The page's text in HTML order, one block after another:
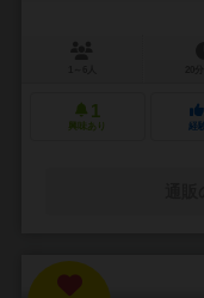
1
興味あり 経